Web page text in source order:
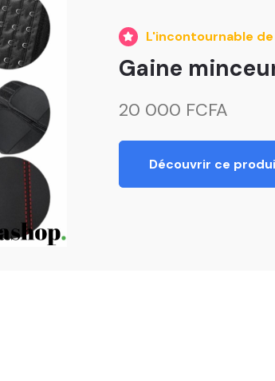
L'incontournable
Gaine
20 000 FCFA
Découvrir ce